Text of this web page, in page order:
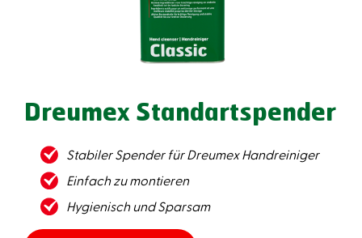
Dreumex Standartspender
Stabiler Spender für Dreumex Handreiniger
Einfach zu montieren
Hygienisch und Sparsam